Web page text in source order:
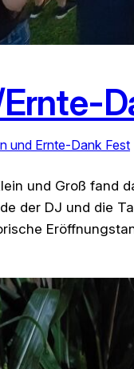
und Ernte-Dank Fest
und Groß fand
der DJ und die